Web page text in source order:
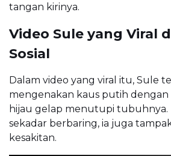
tangan kirinya.
Video Sule yang Viral
Sosial
Dalam video yang viral itu, Sule
mengenakan kaus putih
hijau gelap menutupi tubuhnya.
sekadar berbaring, ia juga
kesakitan.